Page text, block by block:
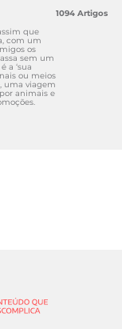
que
com um
os
sem um
a ‘sua
ou meios
uma viagem
animais e
1094 Artigos